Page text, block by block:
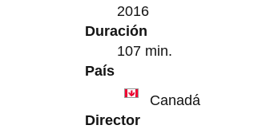
2016
Duración
107 min.
País
Canadá
Director